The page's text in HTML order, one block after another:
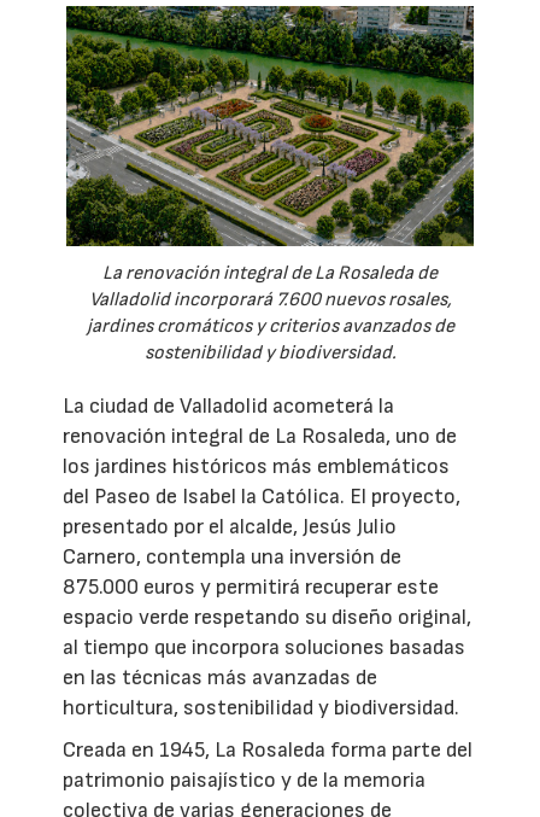
La renovación integral de La Rosaleda de
Valladolid incorporará 7.600 nuevos rosales,
jardines cromáticos y criterios avanzados de
sostenibilidad y biodiversidad.
La ciudad de Valladolid acometerá la
renovación integral de La Rosaleda, uno de
los jardines históricos más emblemáticos
del Paseo de Isabel la Católica. El proyecto,
presentado por el alcalde, Jesús Julio
Carnero, contempla una inversión de
875.000 euros y permitirá recuperar este
espacio verde respetando su diseño original,
al tiempo que incorpora soluciones basadas
en las técnicas más avanzadas de
horticultura, sostenibilidad y biodiversidad.
Creada en 1945, La Rosaleda forma parte del
patrimonio paisajístico y de la memoria
colectiva de varias generaciones de